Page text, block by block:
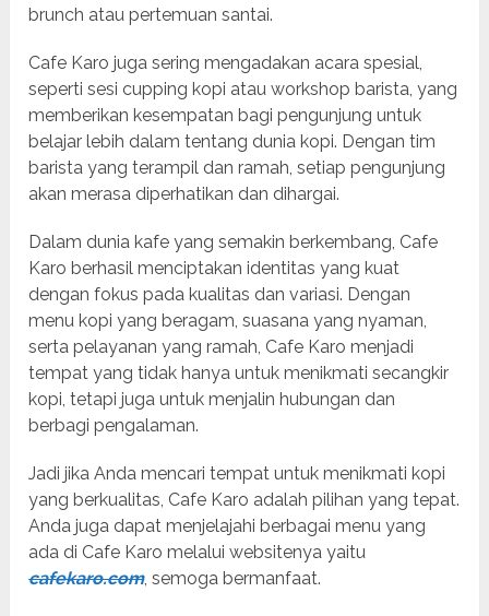
brunch atau pertemuan santai.
Cafe Karo juga sering mengadakan acara spesial,
seperti sesi cupping kopi atau workshop barista, yang
memberikan kesempatan bagi pengunjung untuk
belajar lebih dalam tentang dunia kopi. Dengan tim
barista yang terampil dan ramah, setiap pengunjung
akan merasa diperhatikan dan dihargai.
Dalam dunia kafe yang semakin berkembang, Cafe
Karo berhasil menciptakan identitas yang kuat
dengan fokus pada kualitas dan variasi. Dengan
menu kopi yang beragam, suasana yang nyaman,
serta pelayanan yang ramah, Cafe Karo menjadi
tempat yang tidak hanya untuk menikmati secangkir
kopi, tetapi juga untuk menjalin hubungan dan
berbagi pengalaman.
Jadi jika Anda mencari tempat untuk menikmati kopi
yang berkualitas, Cafe Karo adalah pilihan yang tepat.
Anda juga dapat menjelajahi berbagai menu yang
ada di Cafe Karo melalui websitenya yaitu
cafekaro.com, semoga bermanfaat.